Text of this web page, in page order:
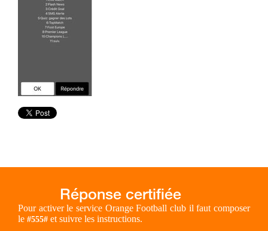
Pour activer le service Orange Football club il faut composer
le #555# et suivre les instructions.